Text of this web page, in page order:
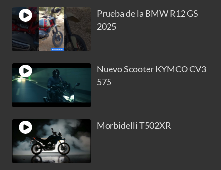
Prueba de la BMW R12 GS
2025
Nuevo Scooter KYMCO CV3
575
Morbidelli T502XR